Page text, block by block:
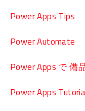
Power Apps Tips
Power Automate
Power Apps で 備
Power Apps